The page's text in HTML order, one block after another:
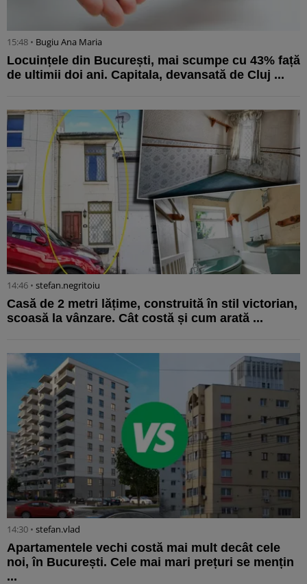
15:48 • Bugiu ⁠Ana Maria
Locuințele din București, mai scumpe cu 43% față
de ultimii doi ani. Capitala, devansată de Cluj ...
14:46 • stefan.negritoiu
Casă de 2 metri lățime, construită în stil victorian,
scoasă la vânzare. Cât costă și cum arată ...
14:30 • stefan.vlad
Apartamentele vechi costă mai mult decât cele
noi, în București. Cele mai mari prețuri se mențin
...